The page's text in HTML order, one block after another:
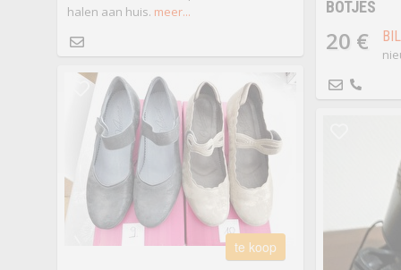
halen aan huis. meer... BOTJES
20 €
te koop